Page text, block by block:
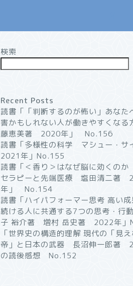
検索
Recent Posts
読書「「判断するのが怖い」あなた
害かもしれない人が働きやすくな
藤恵美著 2020年」 No.156
読書「多様性の科学 マシュー・サ
2021年」No.155
読書「＜香り＞はなぜ脳に効くの
セラピーと先端医療 塩田清二著
年」 No.154
読書「ハイパフォーマー思考 高い成
続ける人に共通する7つの思考・行
子 裕介著 増村 岳史著 2022年」
「世界史の構造的理解 現代の「見
帝」と日本の武器 長沼伸一郎著
の読後感想 No.152